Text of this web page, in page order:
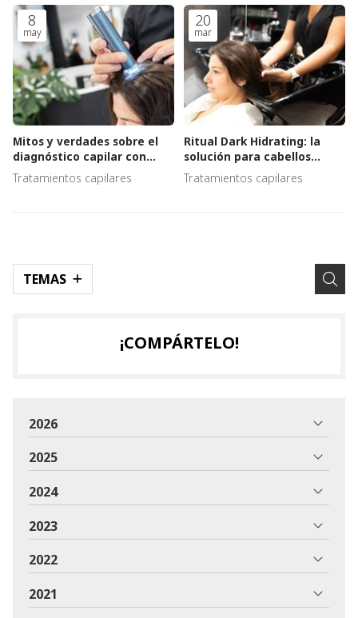
TEMAS
8
may
Mitos y verdades sobre el
diagnóstico capilar con
microcámara
Tratamientos capilares
20
mar
Ritual Dark Hidrating: la
solución para cabellos
secos y con problemas de
psoriasis y caspa
Tratamientos capilares
¡COMPÁRTELO!
2026
2025
2024
2023
2022
2021